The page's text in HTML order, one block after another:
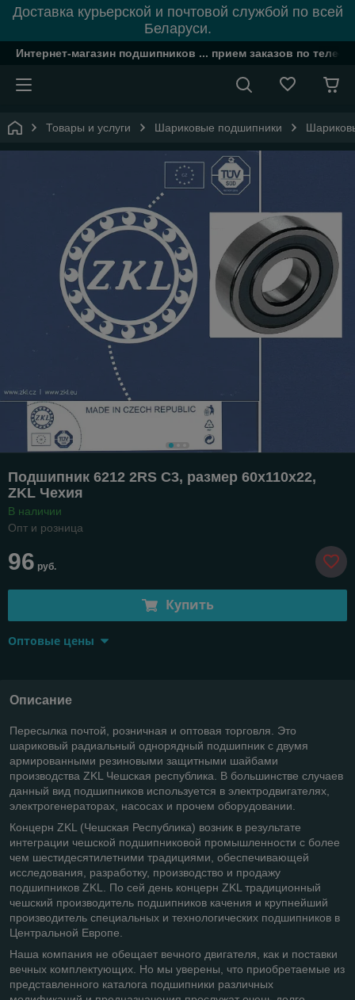
Доставка курьерской и почтовой службой по всей
Беларуси.
Интернет-магазин подшипников ... прием заказов по
Товары и услуги Шариковые подшипники
Подшипник 6212 2RS C3, размер 60х110х22,
ZKL Чехия
В наличии
Опт и розница
96 руб.
Купить
Оптовые цены
Описание
Пересылка почтой, розничная и оптовая торговля. Это
шариковый радиальный однорядный подшипник с двумя
армированными резиновыми защитными шайбами
производства ZKL Чешская республика. В большинстве случаев
данный вид подшипников используется в электродвигателях,
электрогенераторах, насосах и прочем оборудовании.
Концерн ZKL (Чешская Республика) возник в результате
интеграции чешской подшипниковой промышленности с более
чем шестидесятилетними традициями, обеспечивающей
исследования, разработку, производство и продажу
подшипников ZKL. По сей день концерн ZKL традиционный
чешский производитель подшипников качения и крупнейший
производитель специальных и технологических подшипников в
Центральной Европе.
Наша компания не обещает вечного двигателя, как и поставки
вечных комплектующих. Но мы уверены, что приобретаемые из
представленного каталога подшипники различных